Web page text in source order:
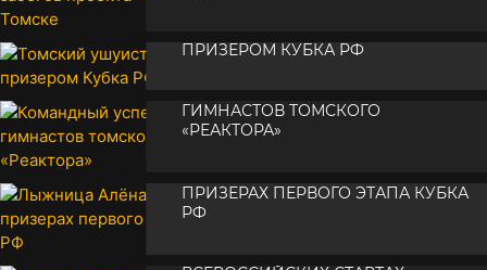
ПРИЗЕРОМ КУБКА РФ
ГИМНАСТОВ ТОМСКОГО
«РЕАКТОРА»
ПРИЗЕРАХ ПЕРВОГО ЭТАПА КУБКА
РФ
25 ноября 2024